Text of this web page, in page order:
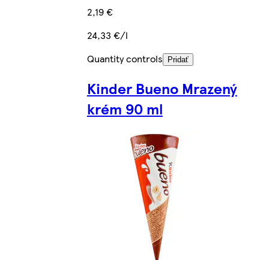
2,19 €
24,33 €/l
Quantity controls
Pridať
Kinder Bueno Mrazený
krém 90 ml